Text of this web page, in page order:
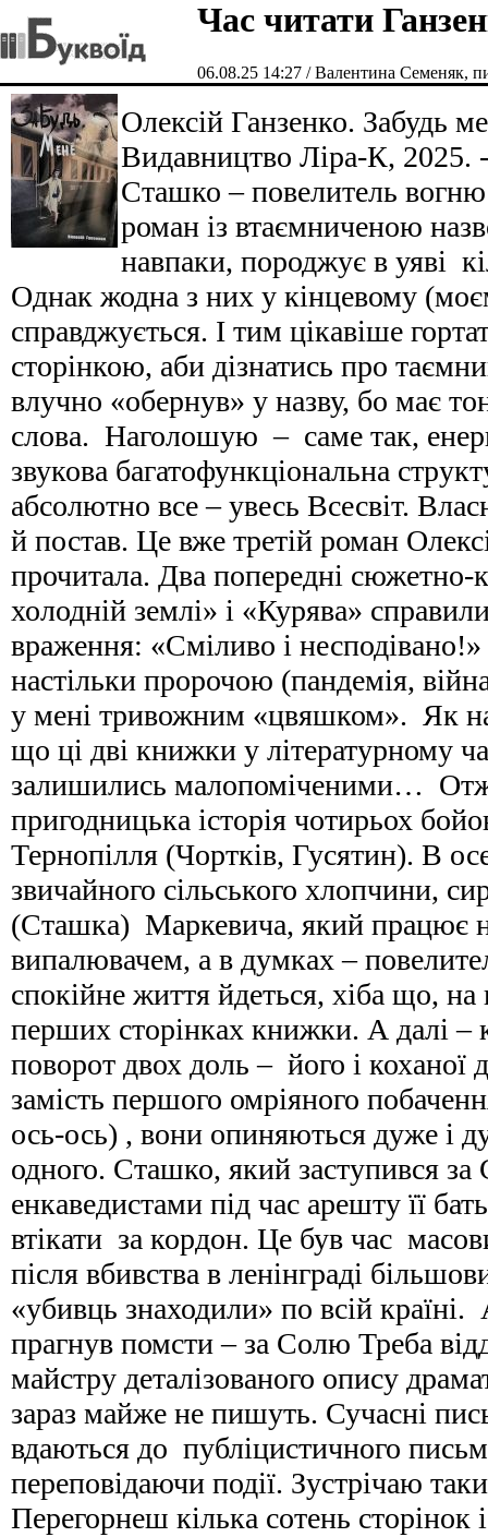
Час читати
06.08.25 14:27 / Валентина Семеняк,
Олексій Ганзенко. Забудь
Видавництво Ліра-К, 2025.
Сташко – повелитель
роман із втаємниченою
навпаки, породжує в уяві
Однак жодна з них у кінцевому
справджується. І тим цікавіше
сторінкою, аби дізнатись про
влучно «обернув» у назву, бо має
слова. Наголошую – саме так,
звукова багатофункціональна
абсолютно все – увесь Всесвіт.
й постав. Це вже третій роман
прочитала. Два попередні сюжетно-
холодній землі» і «Курява»
враження: «Сміливо і
настільки пророчою (пандемія,
у мені тривожним «цвяшком». Як
що ці дві книжки у літературному
залишились малопоміченими…
пригодницька історія чотирьох
Тернопілля (Чортків, Гусятин). В
звичайного сільського хлопчини,
(Сташка) Маркевича, який працює
випалювачем, а в думках –
спокійне життя йдеться, хіба що, на
перших сторінках книжки. А далі –
поворот двох доль – його і коханої
замість першого омріяного
ось-ось) , вони опиняються дуже і
одного. Сташко, який заступився
енкаведистами під час арешту її
втікати за кордон. Це був час
після вбивства в ленінграді
«убивць знаходили» по всій
прагнув помсти – за Солю Треба
майстру деталізованого опису
зараз майже не пишуть. Сучасні
вдаються до публіцистичного
переповідаючи події. Зустрічаю
Перегорнеш кілька сотень сторінок